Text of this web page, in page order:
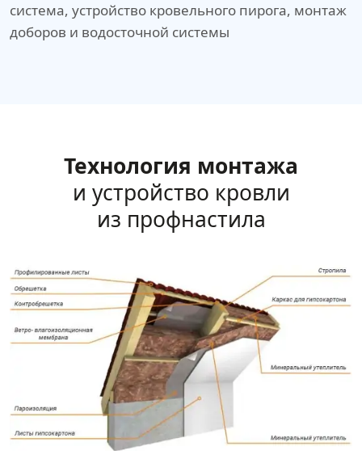
система, устройство кровельного пирога, монтаж
доборов и водосточной системы
Технология монтажа
и устройство кровли
из профнастила